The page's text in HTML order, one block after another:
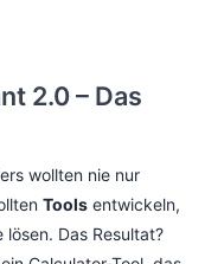
2.0 – Das
wollten nie nur
Tools entwickeln,
Das Resultat?